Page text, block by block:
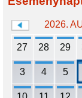
2026.
27 28 29
3 4 5